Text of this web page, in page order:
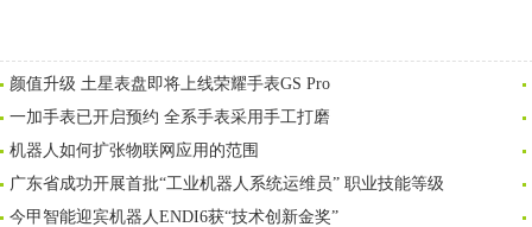
颜值升级 土星表盘即将上线荣耀手表GS Pro
一加手表已开启预约 全系手表采用手工打磨
机器人如何扩张物联网应用的范围
广东省成功开展首批“工业机器人系统运维员” 职业技能等级
今甲智能迎宾机器人ENDI6获“技术创新金奖”